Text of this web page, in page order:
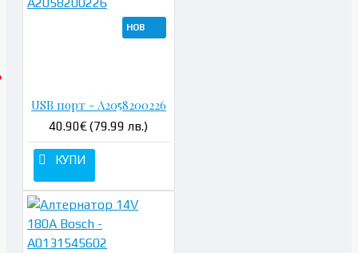
НОВ
USB порт - A2058200226
40.90€ (79.99 лв.)
КУПИ